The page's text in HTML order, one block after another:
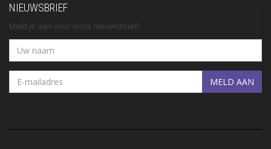
NIEUWSBRIEF
Meld je aan voor onze nieuwsbrief!
MELD AAN